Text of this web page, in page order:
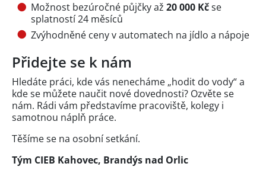
Možnost bezúročné půjčky až 20 000 Kčse
splatností 24 měsíců
Zvýhodněné ceny v automatech na jídlo a nápoje
Přidejte se k nám
Hledáte práci, kde vás nenecháme „hodit do vody“ a
kde se můžete naučit nové dovednosti? Ozvěte se
nám. Rádi vám představíme pracoviště, kolegy i
samotnou náplň práce.
Těšíme se na osobní setkání.
Tým CIEB Kahovec, Brandýs nad Orlic